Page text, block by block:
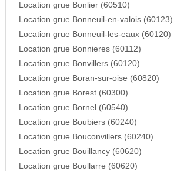
Location grue Bonlier (60510)
Location grue Bonneuil-en-valois (60123)
Location grue Bonneuil-les-eaux (60120)
Location grue Bonnieres (60112)
Location grue Bonvillers (60120)
Location grue Boran-sur-oise (60820)
Location grue Borest (60300)
Location grue Bornel (60540)
Location grue Boubiers (60240)
Location grue Bouconvillers (60240)
Location grue Bouillancy (60620)
Location grue Boullarre (60620)